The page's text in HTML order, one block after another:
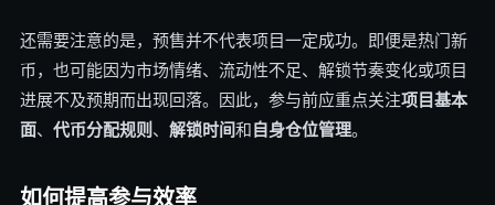
还需要注意的是，预售并不代表项目一定成功。即便是热门新
币，也可能因为市场情绪、流动性不足、解锁节奏变化或项目
进展不及预期而出现回落。因此，参与前应重点关注项目基本
面、 代币分配规则 、 解锁时间和自身仓位管理。
如何提高参与效率